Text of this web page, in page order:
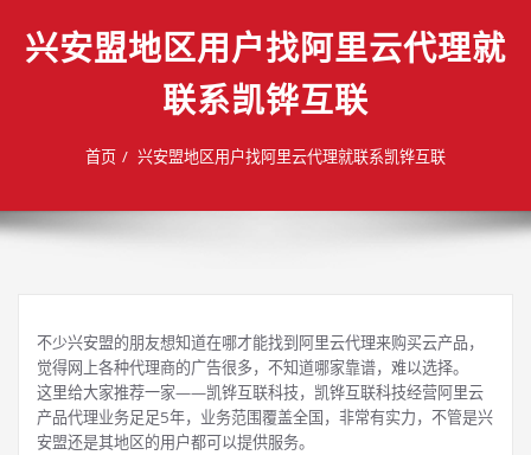
兴安盟地区用户找阿里云代理就
联系凯铧互联
首页 兴安盟地区用户找阿里云代理就联系凯铧互联
不少兴安盟的朋友想知道在哪才能找到阿里云代理来购买云产品，
觉得网上各种代理商的广告很多，不知道哪家靠谱，难以选择。
这里给大家推荐一家——凯铧互联科技，凯铧互联科技经营阿里云
产品代理业务足足5年，业务范围覆盖全国，非常有实力，不管是兴
安盟还是其地区的用户都可以提供服务。